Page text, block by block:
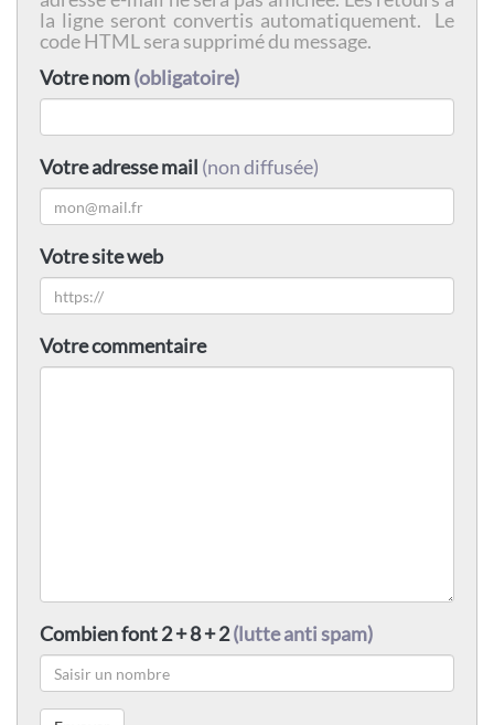
la ligne seront convertis automatiquement. Le
code HTML sera supprimé du message.
Votre nom(obligatoire)
Votre adresse mail (non diffusée)
Votre site web
Votre commentaire
Combien font 2 + 8 + 2(lutte anti spam)